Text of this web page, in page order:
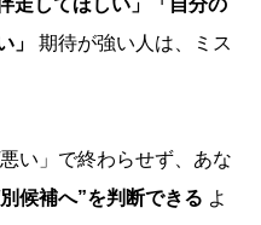
走してほしい」「自分の
」
期待が強い人は、ミス
い」で終わらせず、あな
候補へ”を判断できる よ